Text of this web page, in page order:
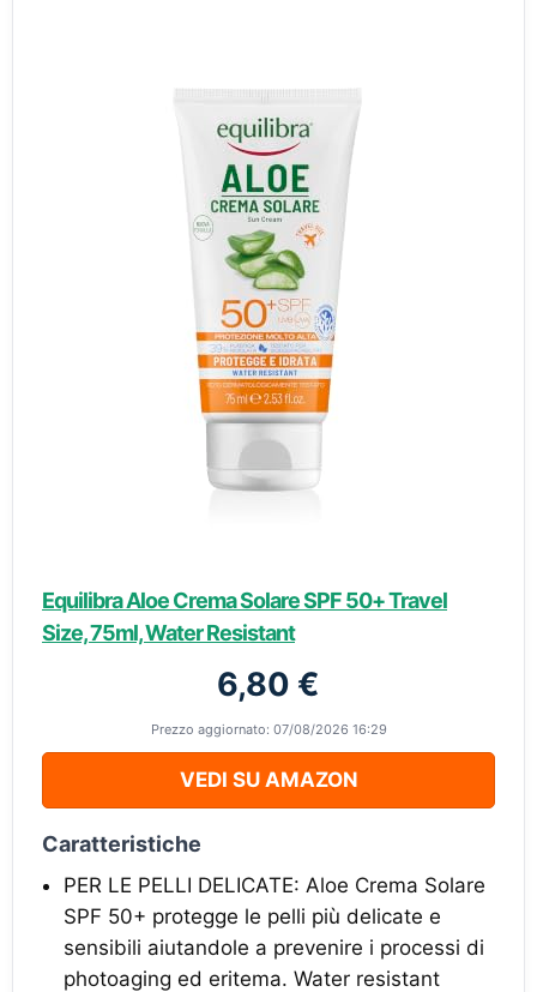
Equilibra Aloe Crema Solare SPF 50+ Travel
Size, 75ml, Water Resistant
6,80 €
Prezzo aggiornato: 07/08/2026 16:29
VEDI SU AMAZON
Caratteristiche
PER LE PELLI DELICATE: Aloe Crema Solare
SPF 50+ protegge le pelli più delicate e
sensibili aiutandole a prevenire i processi di
photoaging ed eritema. Water resistant